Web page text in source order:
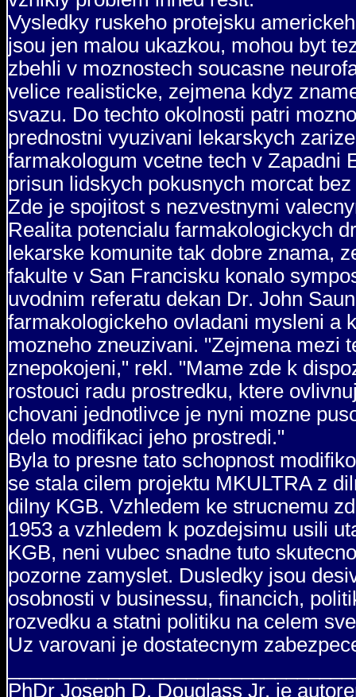
Vysledky ruskeho protejsku
jsou jen malou ukazkou, mohou byt
zbehli v moznostech soucasne
velice realisticke, zejmena kdyz
svazu. Do techto okolnosti patri
prednostni vyuzivani lekarskych
farmakologum vcetne tech v Zapadni
prisun lidskych pokusnych morcat
Zde je spojitost s nezvestnymi
Realita potencialu farmakologickych
lekarske komunite tak dobre znama,
fakulte v San Francisku konalo
uvodnim referatu dekan Dr. John
farmakologickeho ovladani mysleni a
mozneho zneuzivani. "Zejmena mezi
znepokojeni," rekl. "Mame zde k
rostouci radu prostredku, ktere
chovani jednotlivce je nyni mozne
delo modifikaci jeho prostredi."
Byla to presne tato schopnost
se stala cilem projektu MKULTRA z
dilny KGB. Vzhledem ke strucnemu
1953 a vzhledem k pozdejsimu usili
KGB, neni vubec snadne tuto
pozorne zamyslet. Dusledky jsou
osobnosti v businessu, financich,
rozvedku a statni politiku na celem
Uz varovani je dostatecnym
PhDr Joseph D. Douglass Jr. je